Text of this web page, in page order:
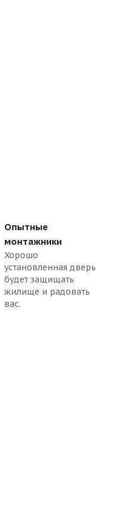
Опытные
монтажники
Хорошо
установленная дверь
будет защищать
жилище и радовать
вас.